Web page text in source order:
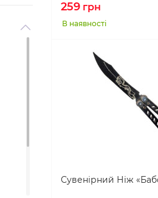
259грн
В наявності
Сувенірний Ніж